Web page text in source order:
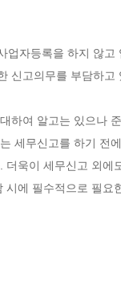
업자등록을 하지 않
신고의무를 부담하
하여 알고는 있으나
세무신고를 하기 전
욱이 세무신고 외
에 필수적으로 필